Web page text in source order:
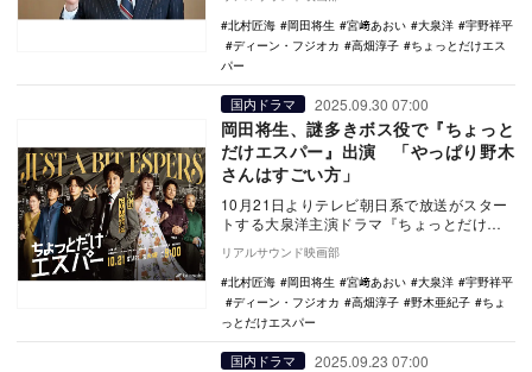
た。 …
北村匠海
岡田将生 宮﨑あおい 大泉洋
宇野祥平
ディーン・フジオカ
高畑淳子
ちょっとだけエス
パー
国内ドラマ 2025.09.30 07:00
岡田将生、謎多きボス役で『ちょっと
だけエスパー』出演 「やっぱり野木
さんはすごい方」
10月21日よりテレビ朝日系で放送がスター
トする大泉洋主演ドラマ『ちょっとだけエ
スパー』に岡田将生が出演することが決定
した。 …
リアルサウンド映画部
北村匠海
岡田将生 宮﨑あおい 大泉洋
宇野祥平
ディーン・フジオカ
高畑淳子 野木亜紀子
ちょ
っとだけエスパー
国内ドラマ 2025.09.23 07:00